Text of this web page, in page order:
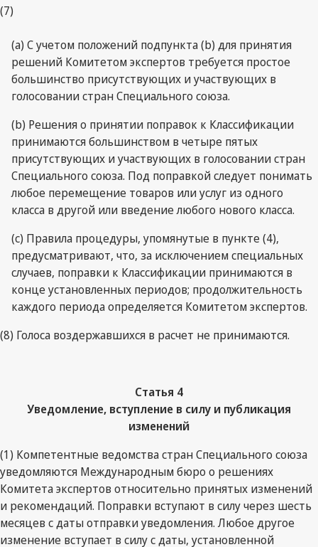
(7)
(a) С учетом положений подпункта (b) для принятия
решений Комитетом экспертов требуется простое
большинство присутствующих и участвующих в
голосовании стран Специального союза.
(b) Решения о принятии поправок к Классификации
принимаются большинством в четыре пятых
присутствующих и участвующих в голосовании стран
Специального союза. Под поправкой следует понимать
любое перемещение товаров или услуг из одного
класса в другой или введение любого нового класса.
(c) Правила процедуры, упомянутые в пункте (4),
предусматривают, что, за исключением специальных
случаев, поправки к Классификации принимаются в
конце установленных периодов; продолжительность
каждого периода определяется Комитетом экспертов.
(8) Голоса воздержавшихся в расчет не принимаются.
Статья 4
Уведомление, вступление в силу и публикация
изменений
(1) Компетентные ведомства стран Специального союза
уведомляются Международным бюро о решениях
Комитета экспертов относительно принятых изменений
и рекомендаций. Поправки вступают в силу через шесть
месяцев с даты отправки уведомления. Любое другое
изменение вступает в силу с даты, установленной